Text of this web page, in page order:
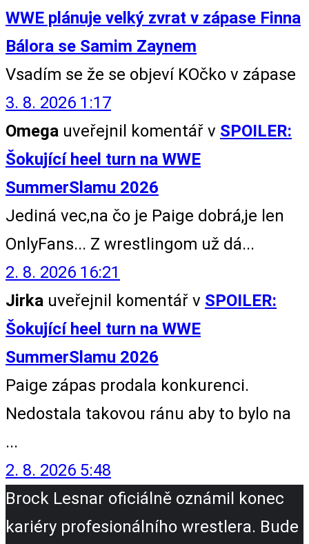
WWE plánuje velký zvrat v zápase Finna
Bálora se Samim Zaynem
Vsadím se že se objeví KOčko v zápase
3. 8. 2026 1:17
Omega uveřejnil komentář v SPOILER:
Šokující heel turn na WWE
SummerSlamu 2026
Jediná vec,na čo je Paige dobrá,je len
OnlyFans... Z wrestlingom už dá...
2. 8. 2026 16:21
Jirka uveřejnil komentář v SPOILER:
Šokující heel turn na WWE
SummerSlamu 2026
Paige zápas prodala konkurenci.
Nedostala takovou ránu aby to bylo na
...
2. 8. 2026 5:48
Brock Lesnar oficiálně oznámil konec
kariéry profesionálního wrestlera. Bude